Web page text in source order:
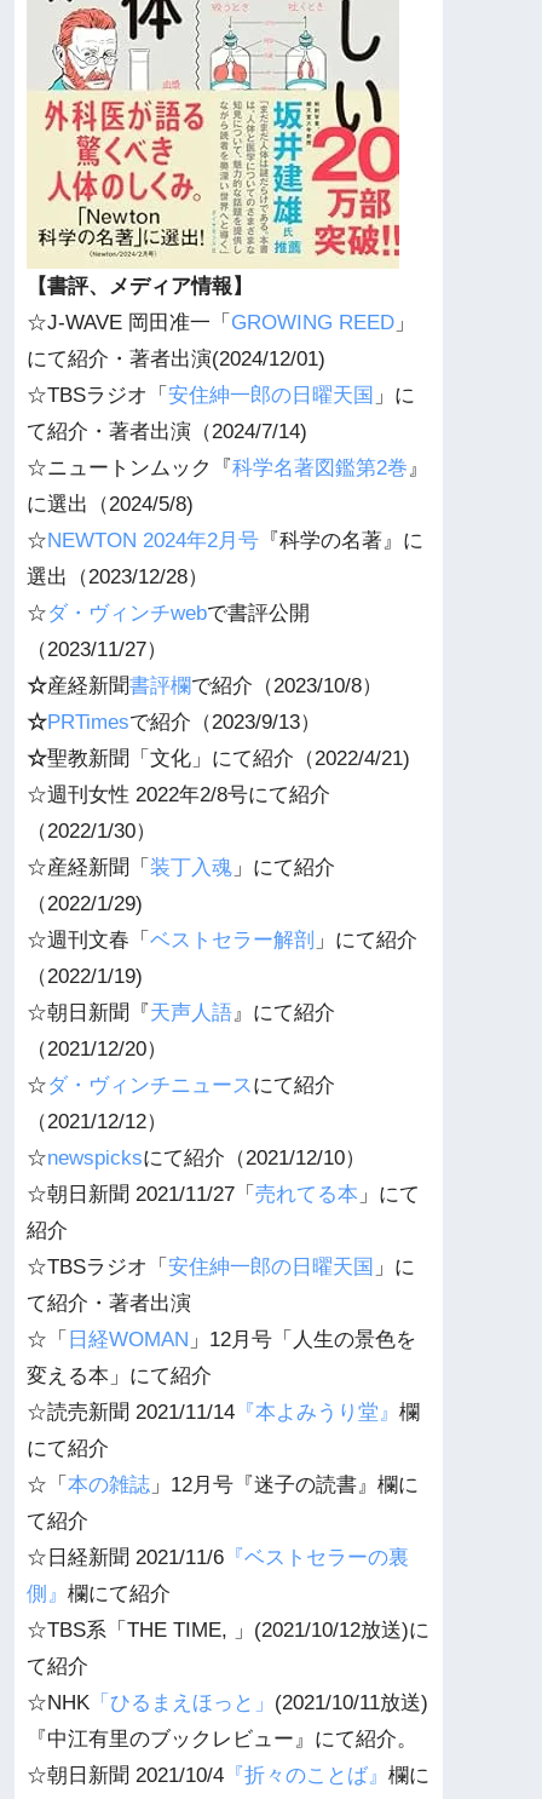
【書評、メディア情報】
☆J-WAVE 岡田准一「 GROWING REED 」
にて紹介・著者出演(2024/12/01)
☆TBSラジオ「 安住紳一郎の日曜天国 」に
て紹介・著者出演（2024/7/14)
☆ニュートンムック『科学名著図鑑第2巻』
に選出（2024/5/8)
☆NEWTON 2024年2月号 『科学の名著』に
選出（2023/12/28）
☆ダ・ヴィンチwebで書評公開
（2023/11/27）
☆産経新聞書評欄で紹介（2023/10/8）
☆PRTimesで紹介（2023/9/13）
☆聖教新聞「文化」にて紹介（2022/4/21)
☆週刊女性 2022年2/8号にて紹介
（2022/1/30）
☆産経新聞「 装丁入魂 」にて紹介
（2022/1/29)
☆週刊 文春 「 ベストセラー解剖 」にて紹介
（2022/1/19)
☆朝日新聞『天声人語』にて紹介
（2021/12/20）
☆ダ・ヴィンチニュースにて紹介
（2021/12/12）
☆newspicksにて紹介（2021/12/10）
☆朝日新聞 2021/11/27「 売れてる本 」にて
紹介
☆TBSラジオ「 安住紳一郎の日曜天国 」に
て紹介・著者出演
☆「 日経WOMAN 」12月号「人生の景色を
変える本」にて紹介
☆読売新聞 2021/11/14 『本よみうり堂』 欄
にて紹介
☆「 本の雑誌 」12月号『迷子の読書』欄に
て紹介
☆日経新聞 2021/11/6 『ベストセラーの裏
側』 欄にて紹介
☆TBS系「THE TIME, 」(2021/10/12放送)に
て紹介
☆NHK 「ひるまえほっと」 (2021/10/11放送)
『中江有里のブックレビュー』にて紹介。
☆朝日新聞 2021/10/4 『折々のことば』 欄に